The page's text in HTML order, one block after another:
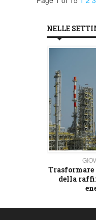
NELLE
Trasformare
della